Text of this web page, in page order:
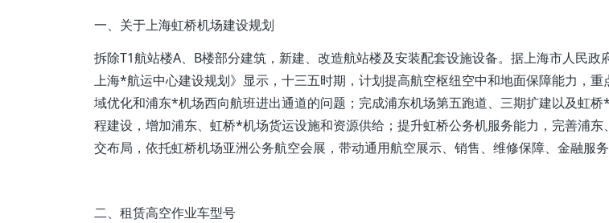
一、关于上海虹桥机场建设规划
拆除T1航站楼A、B楼部分建筑，新建、改造航站楼及安装配套设施设备。据上海市人民政
上海*航运中心建设规划》显示，十三五时期，计划提高航空枢纽空中和地面保障能力，
域优化和浦东*机场西向航班进出通道的问题；完成浦东机场第五跑道、三期扩建以及虹
程建设，增加浦东、虹桥*机场货运设施和资源供给；提升虹桥公务机服务能力，完善浦
交布局，依托虹桥机场亚洲公务航空会展，带动通用航空展示、销售、维修保障、金融服务
二、租赁高空作业车型号